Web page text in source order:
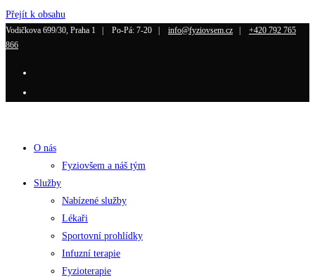
Přejít k obsahu
Vodičkova 699/30, Praha 1 | Po-Pá: 7-20 | info@fyziovsem.cz
+420 792 765
866
O nás
Fyziovšem a náš tým
Služby
Nabízené služby
Lékaři
Sportovní prohlídky
Infuzní terapie
Fyzioterapie